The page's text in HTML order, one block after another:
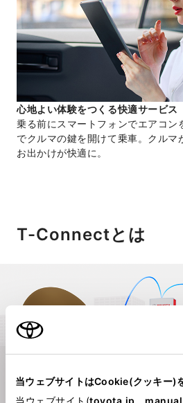
当ウェブサイトはCookie(クッキー)
当ウェブサイト(toyota.jp
心地よい​体験を​つくる​快適サービス
乗る前にスマートフォンでエアコン
でクルマの鍵を開けて乗車。クルマ
お出かけが快適に。
T-Connectとは